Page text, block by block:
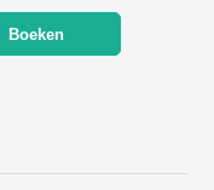
Boeken